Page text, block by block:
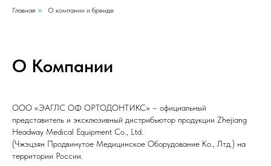
Главная » О компании и бренде
О Компании
ООО «ЭАГЛС ОФ ОРТОДОНТИКС» – официальный
представитель и эксклюзивный дистрибьютор продукции Zhejiang
Headway Medical Equipment Co., Ltd.
(Чжэцзян Продвинутое Медицинское Оборудование Ко., Лтд.) на
территории России.